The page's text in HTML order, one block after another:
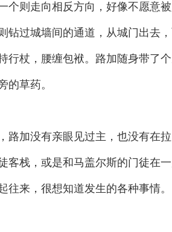
个则走向相反方向，好像不愿意
钻过城墙间的通道，从城门出去
行杖，腰缠包袱。路加随身带了
的草药。
路加没有亲眼见过主，也没有在
客栈，或是和马盖尔斯的门徒在
往来，很想知道发生的各种事情。